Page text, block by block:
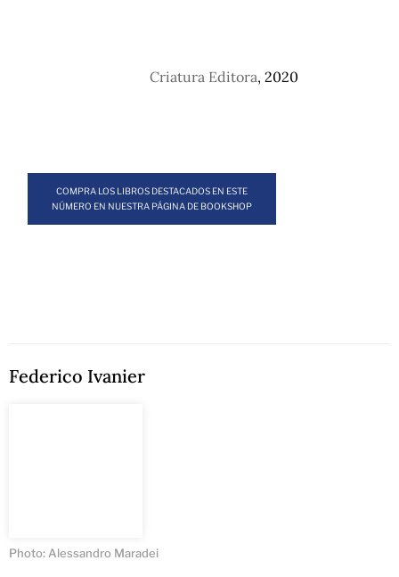
Criatura Editora, 2020
COMPRA LOS LIBROS DESTACADOS EN ESTE
NÚMERO EN NUESTRA PÁGINA DE BOOKSHOP
Federico Ivanier
Photo: Alessandro Maradei